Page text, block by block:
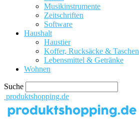
Musikinstrumente
Zeitschriften
Software
Haushalt
Haustier
Koffer, Rucksäcke & Taschen
Lebensmittel & Getränke
Wohnen
Suche
produktshopping.de